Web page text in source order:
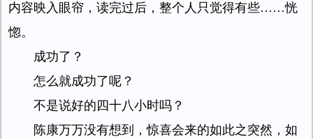
内容映入眼帘，读完过后，整个人只觉得有些……恍
惚。
成功了？
怎么就成功了呢？
不是说好的四十八小时吗？
陈康万万没有想到，惊喜会来的如此之突然，如